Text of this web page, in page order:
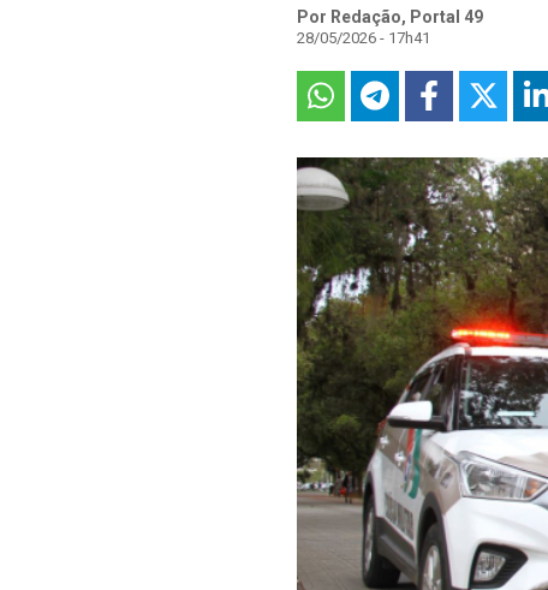
Por Redação, Portal 49
28/05/2026 - 17h41